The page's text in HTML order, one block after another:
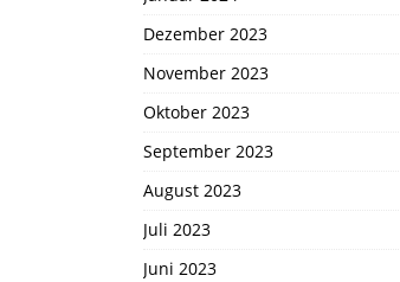
Dezember 2023
November 2023
Oktober 2023
September 2023
August 2023
Juli 2023
Juni 2023